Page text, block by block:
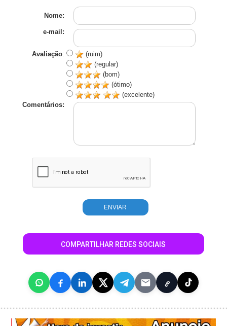
Nome:
e-mail:
Avaliação:
(ruim)
(regular)
(bom)
(ótimo)
(excelente)
Comentários:
COMPARTILHAR REDES SOCIAIS